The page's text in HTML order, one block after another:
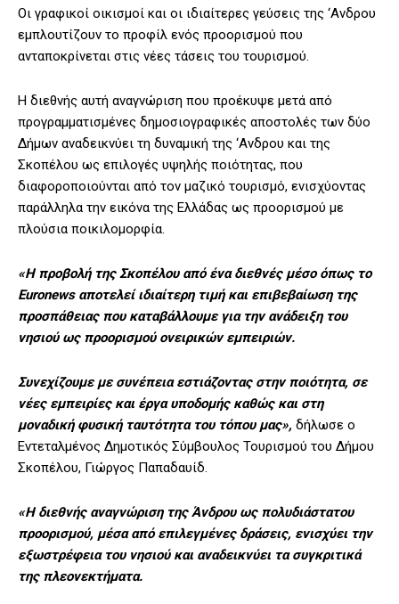
Οι γραφικοί οικισμοί και οι ιδιαίτερες γεύσεις της ‘Ανδρου
εμπλουτίζουν το προφίλ ενός προορισμού που
ανταποκρίνεται στις νέες τάσεις του τουρισμού.
Η διεθνής αυτή αναγνώριση που προέκυψε μετά από
προγραμματισμένες δημοσιογραφικές αποστολές των δύο
Δήμων αναδεικνύει τη δυναμική της ‘Ανδρου και της
Σκοπέλου ως επιλογές υψηλής ποιότητας, που
διαφοροποιούνται από τον μαζικό τουρισμό, ενισχύοντας
παράλληλα την εικόνα της Ελλάδας ως προορισμού με
πλούσια ποικιλομορφία.
«Η προβολή της Σκοπέλου από ένα διεθνές μέσο όπως το
Euronews αποτελεί ιδιαίτερη τιμή και επιβεβαίωση της
προσπάθειας που καταβάλλουμε για την ανάδειξη του
νησιού ως προορισμού ονειρικών εμπειριών.
Συνεχίζουμε με συνέπεια εστιάζοντας στην ποιότητα, σε
νέες εμπειρίες και έργα υποδομής καθώς και στη
μοναδική φυσική ταυτότητα του τόπου μας», δήλωσε ο
Εντεταλμένος Δημοτικός Σύμβουλος Τουρισμού του Δήμου
Σκοπέλου, Γιώργος Παπαδαυίδ.
«Η διεθνής αναγνώριση της Άνδρου ως πολυδιάστατου
προορισμού, μέσα από επιλεγμένες δράσεις, ενισχύει την
εξωστρέφεια του νησιού και αναδεικνύει τα συγκριτικά
της πλεονεκτήματα.